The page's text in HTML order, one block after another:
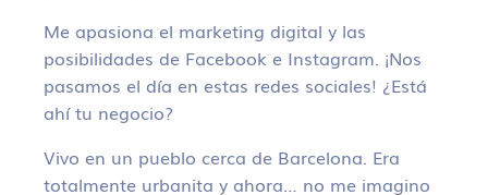
Me apasiona el marketing digital y las
posibilidades de Facebook e Instagram. ¡Nos
pasamos el día en estas redes sociales! ¿Está
ahí tu negocio?
Vivo en un pueblo cerca de Barcelona. Era
totalmente urbanita y ahora… no me imagino